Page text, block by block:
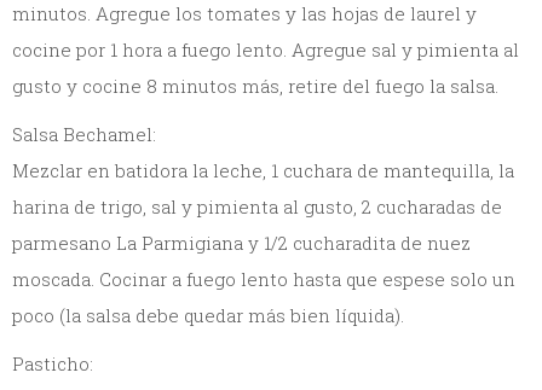
minutos. Agregue los tomates y las hojas de laurel y
cocine por 1 hora a fuego lento. Agregue sal y pimienta al
gusto y cocine 8 minutos más, retire del fuego la salsa.
Salsa Bechamel:
Mezclar en batidora la leche, 1 cuchara de mantequilla, la
harina de trigo, sal y pimienta al gusto, 2 cucharadas de
parmesano La Parmigiana y 1/2 cucharadita de nuez
moscada. Cocinar a fuego lento hasta que espese solo un
poco (la salsa debe quedar más bien líquida).
Pasticho: